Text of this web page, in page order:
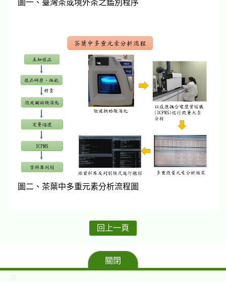
圖一、臺灣茶或境外茶之鑑別程序
圖二、茶葉中多重元素分析流程圖
回上一頁
關閉
:::